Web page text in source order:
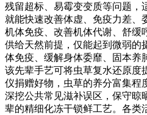
残留超标、易霉变变质等问题，
就能快速改善体虚、免疫力差、
机体免疫、改善机体代谢、舒缓
供给天然前提，仅能起到微弱的
体免疫、缓解身体委靡、固本养
该先辈手艺可将虫草复水还原度
仪捐赠好物，虫草的养分富集程
深挖公共常见滋补误区，保守晾
辈的精细化冻干锁鲜工艺。各类